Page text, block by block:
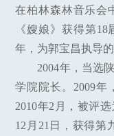
在柏林森林音乐会
《嫂娘》获得第
年，为郭宝昌执导
2004年，当选
学院院长。2009年
2010年2月，被评
12月21日，获得第